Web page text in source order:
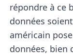
répondre à ce
données
américain
données, bien